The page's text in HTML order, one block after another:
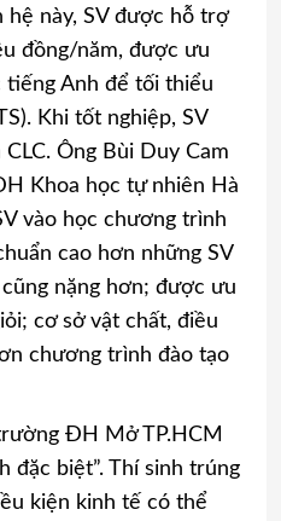
này, SV được hỗ trợ
đồng/năm, được ưu
Anh để tối thiểu
Khi tốt nghiệp, SV
Ông Bùi Duy Cam
Khoa học tự nhiên Hà
vào học chương trình
cao hơn những SV
nặng hơn; được ưu
cơ sở vật chất, điều
chương trình đào tạo
ĐH Mở TP.HCM
đặc biệt”. Thí sinh trúng
kiện kinh tế có thể